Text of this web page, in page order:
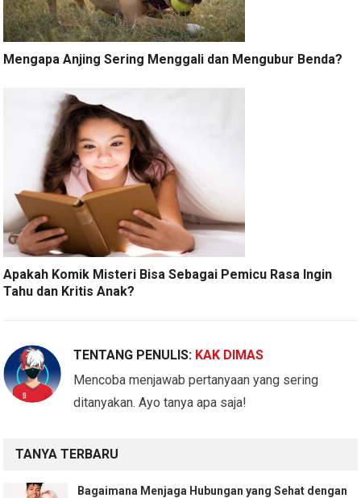
Mengapa Anjing Sering Menggali dan Mengubur Benda?
Apakah Komik Misteri Bisa Sebagai Pemicu Rasa Ingin
Tahu dan Kritis Anak?
TENTANG PENULIS: KAK DIMAS
Mencoba menjawab pertanyaan yang sering
ditanyakan. Ayo tanya apa saja!
TANYA TERBARU
Bagaimana Menjaga Hubungan yang Sehat dengan